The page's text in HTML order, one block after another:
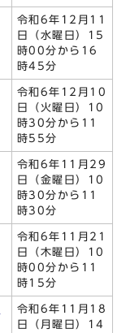
令和6年12月11
日（水曜日）15
時00分から16
時45分
令和6年12月10
日（火曜日）10
時30分から11
時55分
令和6年11月29
日（金曜日）10
時30分から11
時30分
令和6年11月21
日（木曜日）10
時00分から11
時15分
令和6年11月18
日（月曜日）14